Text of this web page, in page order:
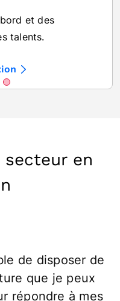
et des
talents.
en
de disposer de
que je peux
répondre à mes